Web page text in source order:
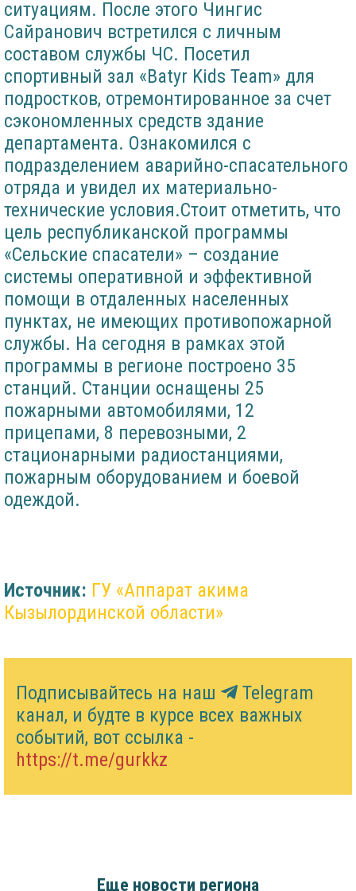
ситуациям. После этого Чингис
Сайранович встретился с личным
составом службы ЧС. Посетил
спортивный зал «Batyr Kids Team» для
подростков, отремонтированное за счет
сэкономленных средств здание
департамента. Ознакомился с
подразделением аварийно-спасательного
отряда и увидел их материально-
технические условия.Стоит отметить, что
цель республиканской программы
«Сельские спасатели» – создание
системы оперативной и эффективной
помощи в отдаленных населенных
пунктах, не имеющих противопожарной
службы. На сегодня в рамках этой
программы в регионе построено 35
станций. Станции оснащены 25
пожарными автомобилями, 12
прицепами, 8 перевозными, 2
стационарными радиостанциями,
пожарным оборудованием и боевой
одеждой.
Источник: ГУ «Аппарат акима
Кызылординской области»
Подписывайтесь на наш
Telegram
канал, и будте в курсе всех важных
событий, вот ссылка -
https://t.me/gurkkz
Еще новости региона